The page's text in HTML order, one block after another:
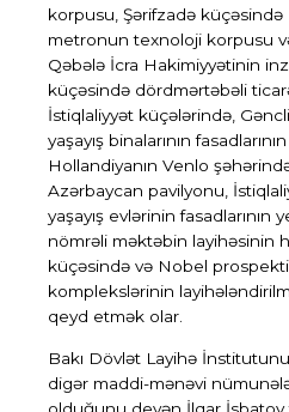
korpusu, Şərifzadə
metronun texnoloji korpusu
Qəbələ İcra Hakimiyyətinin
küçəsində dördmərtəbəli
İstiqlaliyyət küçələrində,
yaşayış binalarının
Hollandiyanın Venlo
Azərbaycan pavilyonu,
yaşayış evlərinin fasadlarının
nömrəli məktəbin layihəsinin
küçəsində və Nobel
komplekslərinin
qeyd etmək olar.
Bakı Dövlət Layihə
digər maddi-mənəvi
olduğunu deyən İlqar İsbatov